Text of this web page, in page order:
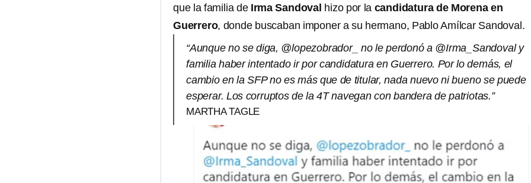
que la familia de Irma Sandoval hizo por la candidatura de Morena en
Guerrero, donde buscaban imponer a su hermano, Pablo Amílcar Sandoval.
“Aunque no se diga, @lopezobrador_ no le perdonó a @Irma_Sandoval y
familia haber intentado ir por candidatura en Guerrero. Por lo demás, el
cambio en la SFP no es más que de titular, nada nuevo ni bueno se puede
esperar. Los corruptos de la 4T navegan con bandera de patriotas.”
MARTHA TAGLE